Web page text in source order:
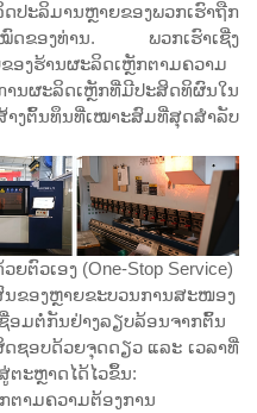
ະລິມານຫຼາຍຂອງພວກເຮົາຖືກ
ໝົດຂອງທ່ານ. ພວກເຮົາເຊີ່ງ
ອງຮ້ານຜະລິດເຫຼັກຕາມຄວາມ
ຜະລິດເຫຼັກທີ່ມີປະສິດທິຜົນໃນ
ຕົ້ນທຶນທີ່ເໝາະສົມທີ່ສຸດສຳລັບ
ຕົວເອງ (One-Stop Service)
ຂອງຫຼາຍຂະບວນການສະໜອງ
ອມຕໍ່ກັນຢ່າງລຽບລ້ອນຈາກຕົ້ນ
ຊອບດ້ວຍຈຸດດຽວ ແລະ ເວລາທີ່
ຕະຫຼາດໄດ້ໄວຂຶ້ນ:
ຕາມຄວາມຕ້ອງການ